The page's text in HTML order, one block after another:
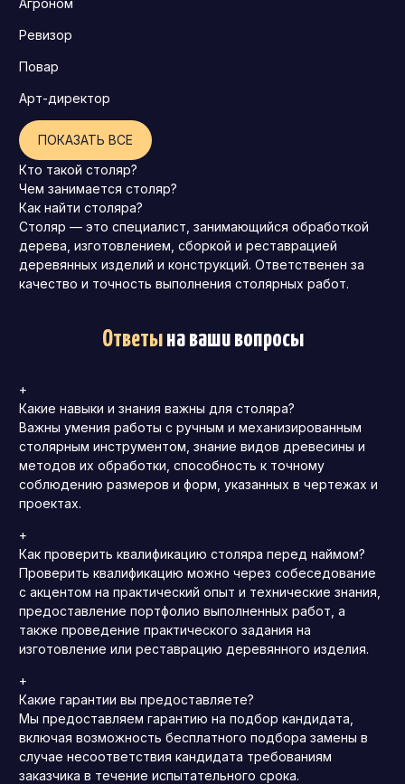
Ревизор
Повар
Арт-директор
ПОКАЗАТЬ ВСЕ
Кто такой столяр?
Чем занимается столяр?
Как найти столяра?
Столяр — это специалист, занимающийся обработкой
дерева, изготовлением, сборкой и реставрацией
деревянных изделий и конструкций. Ответственен за
качество и точность выполнения столярных работ.
Ответына ваши вопросы
+
Какие навыки и знания важны для столяра?
Важны умения работы с ручным и механизированным
столярным инструментом, знание видов древесины и
методов их обработки, способность к точному
соблюдению размеров и форм, указанных в чертежах и
проектах.
+
Как проверить квалификацию столяра перед наймом?
Проверить квалификацию можно через собеседование
с акцентом на практический опыт и технические знания,
предоставление портфолио выполненных работ, а
также проведение практического задания на
изготовление или реставрацию деревянного изделия.
+
Какие гарантии вы предоставляете?
Мы предоставляем гарантию на подбор кандидата,
включая возможность бесплатного подбора замены в
случае несоответствия кандидата требованиям
заказчика в течение испытательного срока.